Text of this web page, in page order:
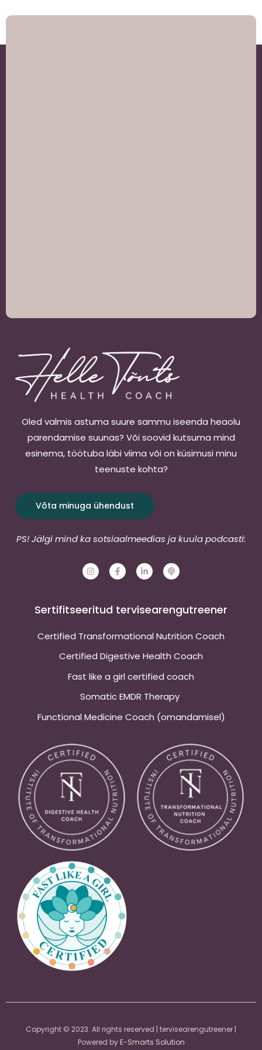
Oled valmis astuma suure sammu iseenda heaolu
parendamise suunas? Või soovid kutsuma mind
esinema, töötuba läbi viima või on küsimusi minu
teenuste kohta?
Võta minuga ühendust
PS! Jälgi mind ka sotsiaalmeedias ja kuula podcasti:
I
n
s
g
r
m
F
a
c
o
o
-
f
L
i
n
d
i
-
i
P
o
d
s
t
Sertifitseeritud tervisearengutreener
Certified Transformational Nutrition Coach
Certified Digestive Health Coach
Fast like a girl certified coach
Somatic EMDR Therapy
Functional Medicine Coach (omandamisel)
Copyright © 2023. All rights reserved | tervisearengutreener |
Powered by E-Smarts Solution